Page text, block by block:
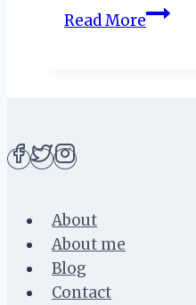
Read MoreAngella
About
About me
Blog
Contact